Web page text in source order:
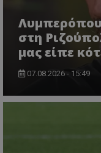
στη
μας είπε
07.08.2026 - 15:49